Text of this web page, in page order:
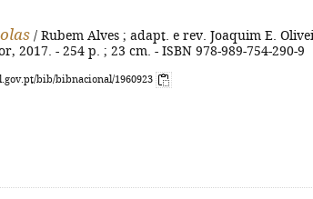
/ Rubem Alves ; adapt. e rev. Joaquim E.
2017. - 254 p. ; 23 cm. - ISBN 978-989-754-290-9
bib/bibnacional/1960923